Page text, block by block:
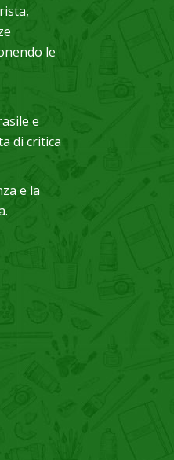
le
e
di critica
e la